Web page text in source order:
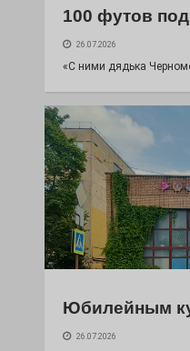
100 футов
26.07.2026
«С ними дядька
Юбилейным
26.07.2026